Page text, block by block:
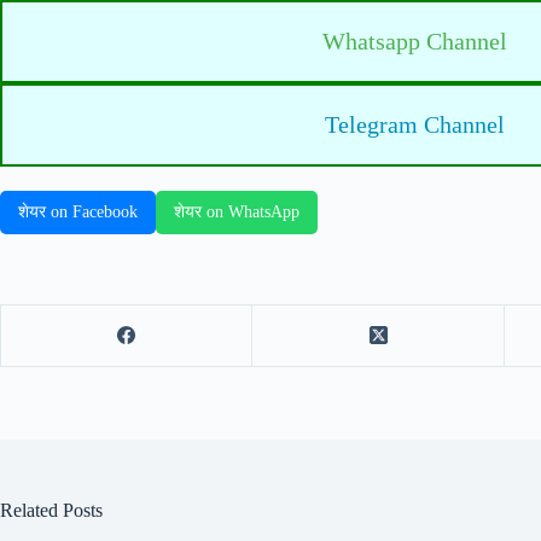
Whatsapp Channel
Telegram Channel
शेयर on Facebook शेयर on WhatsApp
Related Posts